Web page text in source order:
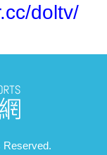
doltv/
Reserved.